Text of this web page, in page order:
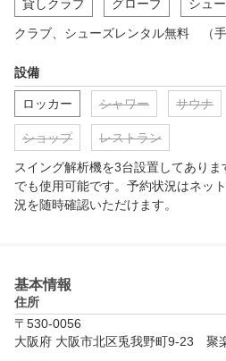
貸しクラブ グローブ シュ
クラブ、シューズレンタル無料　（
設備
ロッカー シャワー サウナ
ショップ レストラン
スイング解析機を3台設置してあり
でも使用可能です。予約状況はネッ
況を随時確認いただけます。
基本情報
住所
〒530-0056
大阪府 大阪市北区兎我野町9-23　聚